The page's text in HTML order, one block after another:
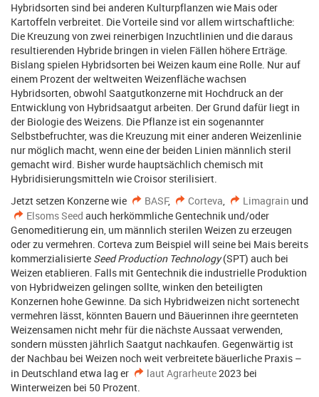
Hybridsorten sind bei anderen Kulturpflanzen wie Mais oder
Kartoffeln verbreitet. Die Vorteile sind vor allem wirtschaftliche:
Die Kreuzung von zwei reinerbigen Inzuchtlinien und die daraus
resultierenden Hybride bringen in vielen Fällen höhere Erträge.
Bislang spielen Hybridsorten bei Weizen kaum eine Rolle. Nur auf
einem Prozent der weltweiten Weizenfläche wachsen
Hybridsorten, obwohl Saatgutkonzerne mit Hochdruck an der
Entwicklung von Hybridsaatgut arbeiten. Der Grund dafür liegt in
der Biologie des Weizens. Die Pflanze ist ein sogenannter
Selbstbefruchter, was die Kreuzung mit einer anderen Weizenlinie
nur möglich macht, wenn eine der beiden Linien männlich steril
gemacht wird. Bisher wurde hauptsächlich chemisch mit
Hybridisierungsmitteln wie Croisor sterilisiert.
Jetzt setzen Konzerne wie
BASF, Corteva, Limagrain und
Elsoms Seed auch herkömmliche Gentechnik und/oder
Genomeditierung ein, um männlich sterilen Weizen zu erzeugen
oder zu vermehren. Corteva zum Beispiel will seine bei Mais bereits
kommerzialisierte Seed Production Technology(SPT) auch bei
Weizen etablieren. Falls mit Gentechnik die industrielle Produktion
von Hybridweizen gelingen sollte, winken den beteiligten
Konzernen hohe Gewinne. Da sich Hybridweizen nicht sortenecht
vermehren lässt, könnten Bauern und Bäuerinnen ihre geernteten
Weizensamen nicht mehr für die nächste Aussaat verwenden,
sondern müssten jährlich Saatgut nachkaufen. Gegenwärtig ist
der Nachbau bei Weizen noch weit verbreitete bäuerliche Praxis –
in Deutschland etwa lag er
laut Agrarheute2023 bei
Winterweizen bei 50 Prozent.